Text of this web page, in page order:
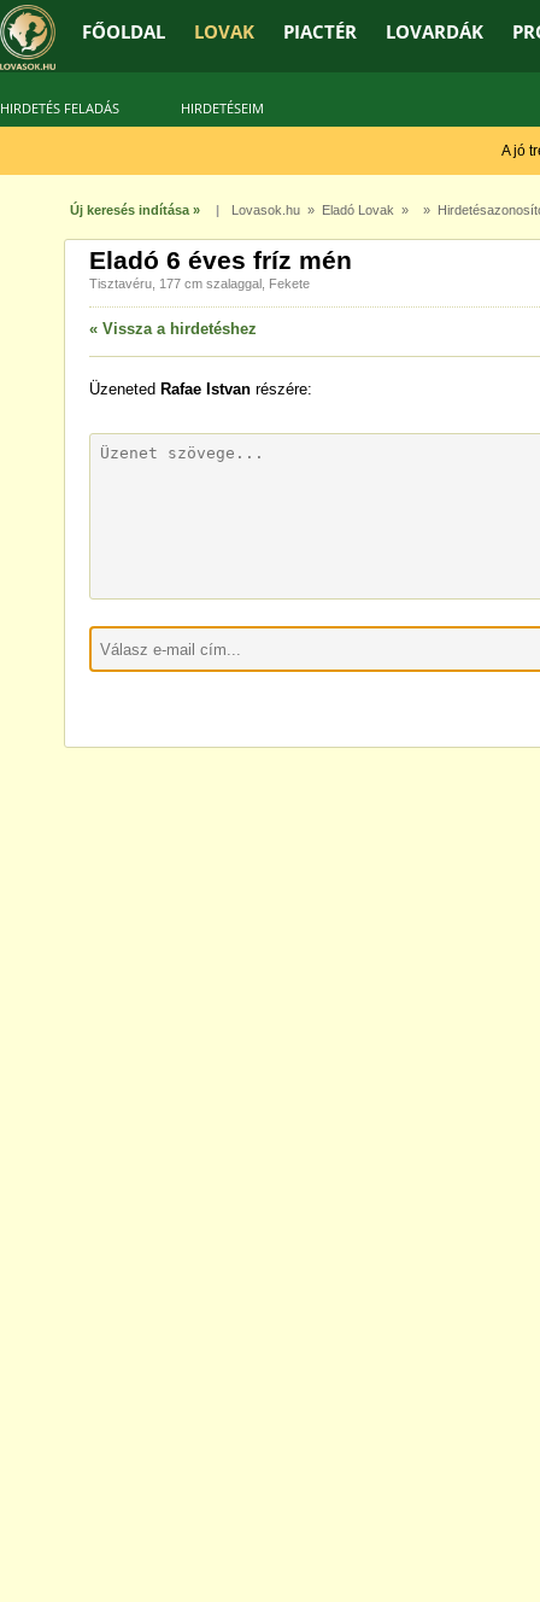
FŐOLDAL LOVAK PIACTÉR LOVARDÁK
HIRDETÉS FELADÁS HIRDETÉSEIM
A jó
Új keresés indítása » | Lovasok.hu» Eladó Lovak » »
Eladó 6 éves fríz mén
Tisztavéru, 177 cm szalaggal, Fekete
« Vissza a hirdetéshez
Üzeneted Rafae Istvanrészére: